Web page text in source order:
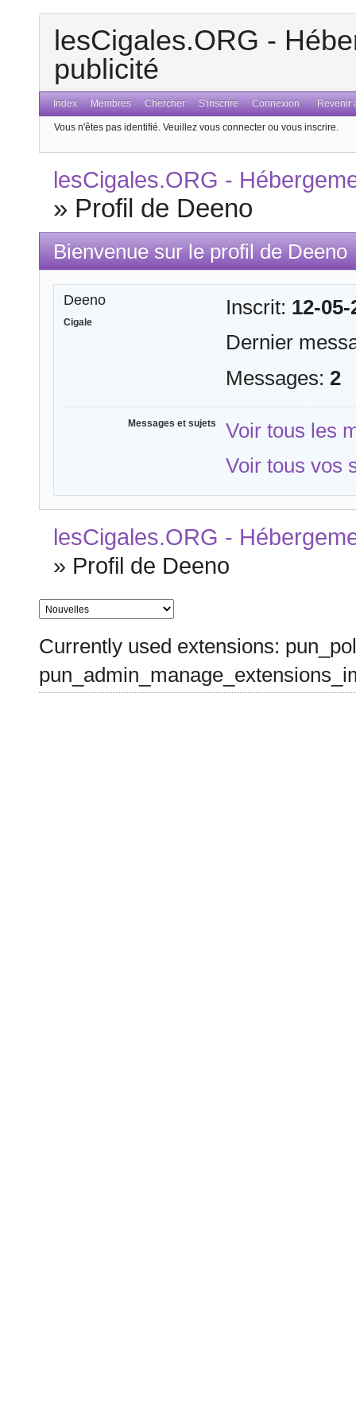
lesCigales.ORG -
publicité
Index Membres Chercher S'inscrire Connexion Revenir
Vous n'êtes pas identifié. Veuillez vous connecter ou vous inscrire.
lesCigales.ORG -
» Profil de Deeno
Bienvenue sur le profil de Deeno
Deeno
Cigale
Inscrit: 12-05-
Dernier
Messages: 2
Messages et sujets
Voir tous les
Voir tous vos
lesCigales.ORG -
» Profil de Deeno
Currently used extensions: